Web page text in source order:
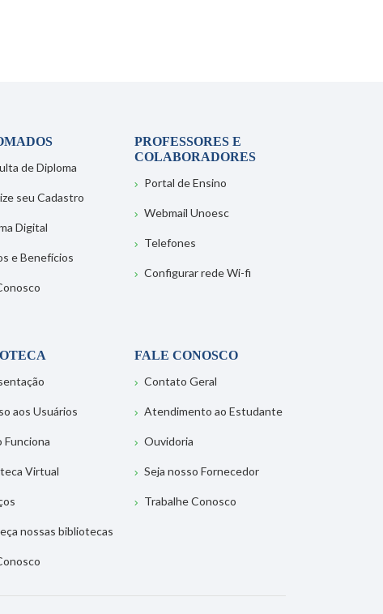
de Diploma
seu Cadastro
Digital
e Benefícios
PROFESSORES E
COLABORADORES
Portal de Ensino
Webmail Unoesc
Telefones
Configurar rede Wi-fi
aos Usuários
Funciona
Virtual
nossas bibliotecas
FALE CONOSCO
Contato Geral
Atendimento ao Estudante
Ouvidoria
Seja nosso Fornecedor
Trabalhe Conosco